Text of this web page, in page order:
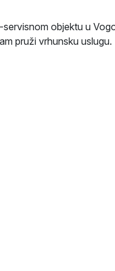
objektu u
pruži vrhunsku uslugu.